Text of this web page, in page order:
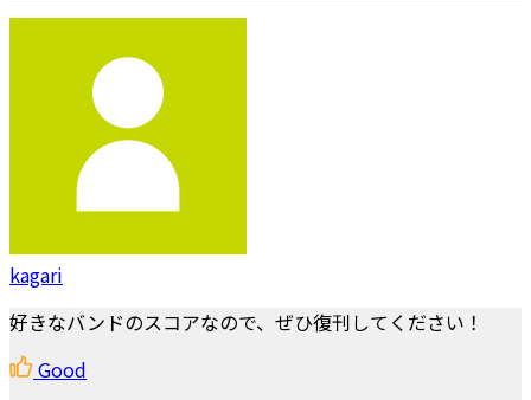
kagari
好きなバンドのスコアなので、ぜひ復刊してください！
Good